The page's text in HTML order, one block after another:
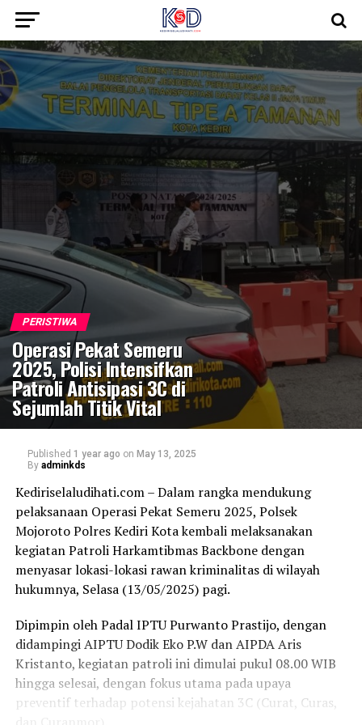
PERISTIWA
Operasi Pekat Semeru
2025, Polisi Intensifkan
Patroli Antisipasi 3C di
Sejumlah Titik Vital
Published 1 year ago on May 13, 2025
By adminkds
Kediriselaludihati.com – Dalam rangka mendukung
pelaksanaan Operasi Pekat Semeru 2025, Polsek
Mojoroto Polres Kediri Kota kembali melaksanakan
kegiatan Patroli Harkamtibmas Backbone dengan
menyasar lokasi-lokasi rawan kriminalitas di wilayah
hukumnya, Selasa (13/05/2025) pagi.
Dipimpin oleh Padal IPTU Purwanto Prastijo, dengan
didampingi AIPTU Dodik Eko P.W dan AIPDA Aris
Kristanto, kegiatan patroli ini dimulai pukul 08.00 WIB
hingga selesai, dengan fokus utama pada upaya
preventif terhadap potensi kejahatan 3C (Curat, Curas,